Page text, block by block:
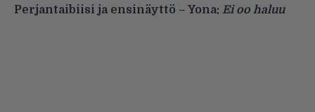
Perjantaibiisi ja ensinäyttö – Yona: Ei oo haluu